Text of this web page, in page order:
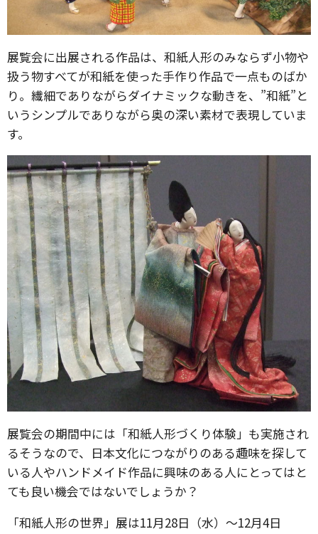
展覧会に出展される作品は、和紙人形のみならず小物や
扱う物すべてが和紙を使った手作り作品で一点ものばか
り。繊細でありながらダイナミックな動きを、”和紙”と
いうシンプルでありながら奥の深い素材で表現していま
す。
展覧会の期間中には「和紙⼈形づくり体験」も実施され
るそうなので、日本文化につながりのある趣味を探して
いる人やハンドメイド作品に興味のある人にとってはと
ても良い機会ではないでしょうか？
「和紙人形の世界」展は11月28日（水）〜12月4日